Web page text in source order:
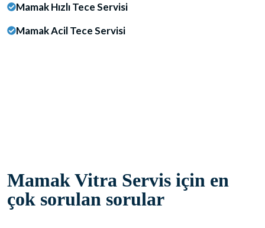
Mamak Hızlı Tece Servisi
Mamak Acil Tece Servisi
Mamak Vitra Servis için en
çok sorulan sorular